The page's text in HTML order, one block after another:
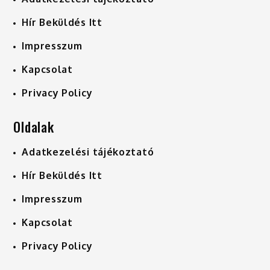
Hír Beküldés Itt
Impresszum
Kapcsolat
Privacy Policy
Oldalak
Adatkezelési tájékoztató
Hír Beküldés Itt
Impresszum
Kapcsolat
Privacy Policy